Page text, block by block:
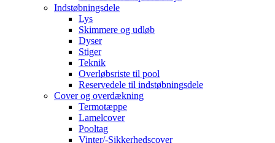
Indstøbningsdele
Lys
Skimmere og udløb
Dyser
Stiger
Teknik
Overløbsriste til pool
Reservedele til indstøbningsdele
Cover og overdækning
Termotæppe
Lamelcover
Pooltag
Vinter/-Sikkerhedscover